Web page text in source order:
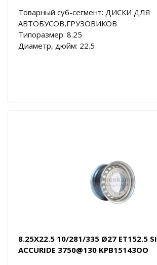
Товарный суб-сегмент: ДИСКИ ДЛЯ
АВТОБУСОВ,ГРУЗОВИКОВ
Типоразмер: 8.25
Диаметр, дюйм: 22.5
8.25X22.5 10/281/335 Ø27 ET152.5
ACCURIDE 3750@130 KPB15143OO